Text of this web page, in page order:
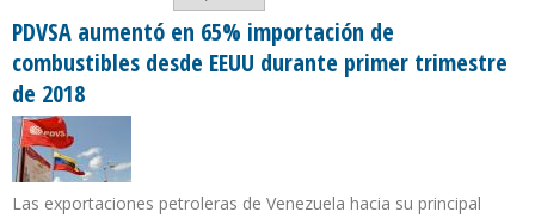
PDVSA aumentó en 65% importación de
combustibles desde EEUU durante primer trimestre
de 2018
Las exportaciones petroleras de Venezuela hacia su principal